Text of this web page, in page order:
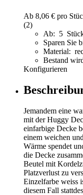
Ab 8,06 € pro
(2)
Ab: 5
Sparen Sie
Material:
Bestand
Konfigurieren
Jemandem eine
mit der Huggy
einfarbige Decke
einem weichen
Wärme spendet
die Decke
Beutel mit
Platzverlust zu
Einzelfarbe weiss
diesem Fall